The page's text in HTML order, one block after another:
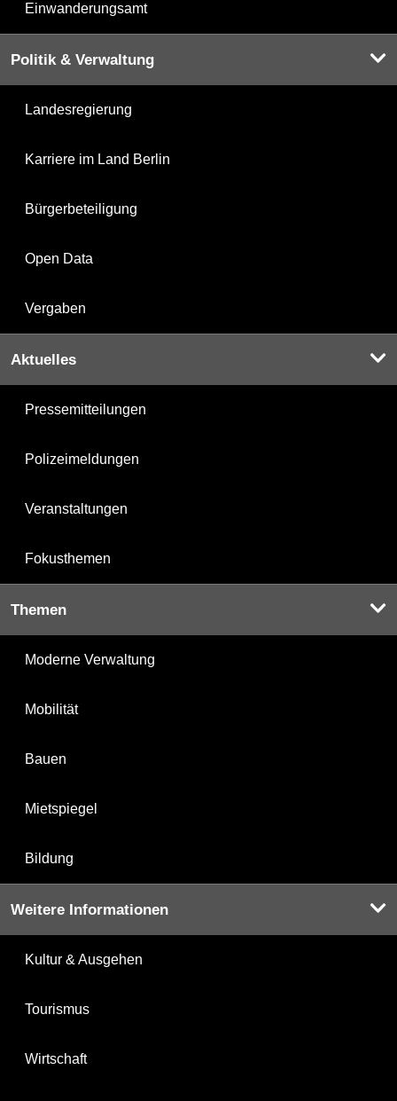
Einwanderungsamt
Politik & Verwaltung
Landesregierung
Karriere im Land Berlin
Bürgerbeteiligung
Open Data
Vergaben
Aktuelles
Pressemitteilungen
Polizeimeldungen
Veranstaltungen
Fokusthemen
Themen
Moderne Verwaltung
Mobilität
Bauen
Mietspiegel
Bildung
Weitere Informationen
Kultur & Ausgehen
Tourismus
Wirtschaft